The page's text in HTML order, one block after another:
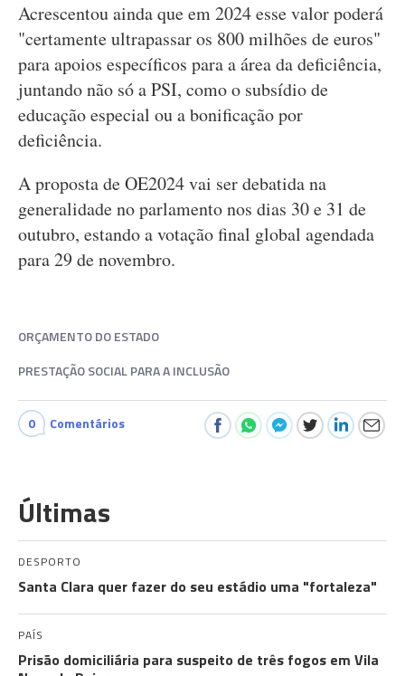
Acrescentou ainda que em 2024 esse valor poderá
"certamente ultrapassar os 800 milhões de euros"
para apoios específicos para a área da deficiência,
juntando não só a PSI, como o subsídio de
educação especial ou a bonificação por
deficiência.
A proposta de OE2024 vai ser debatida na
generalidade no parlamento nos dias 30 e 31 de
outubro, estando a votação final global agendada
para 29 de novembro.
ORÇAMENTO DO ESTADO
PRESTAÇÃO SOCIAL PARA A INCLUSÃO
0 Comentários
Últimas
DESPORTO
Santa Clara quer fazer do seu estádio uma "fortaleza"
PAÍS
Prisão domiciliária para suspeito de três fogos em Vila